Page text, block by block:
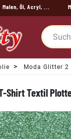
Malen, Öl, Acryl, ...
Moda Glitter 2
Shirt Textil